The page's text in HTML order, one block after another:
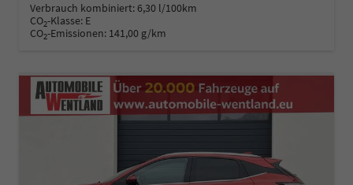
Verbrauch kombiniert:6,30 l/100km
CO2-Klasse: E
CO2-Emissionen: 141,00 g/km